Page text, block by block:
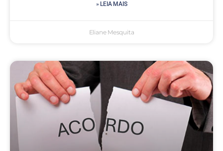
» LEIA MAIS
Eliane Mesquita